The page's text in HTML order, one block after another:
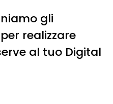
gli
realizzare
al tuo Digital